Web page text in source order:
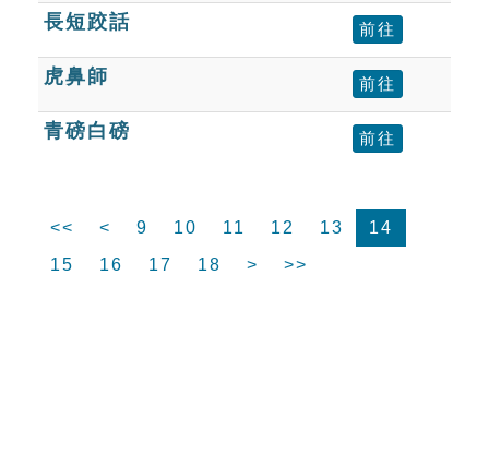
長短跤話 前往
虎鼻師 前往
青磅白磅 前往
<< < 9 10 11 12 13
14
15
16 17 18 > >>